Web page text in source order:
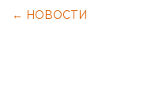
← НОВОСТИ